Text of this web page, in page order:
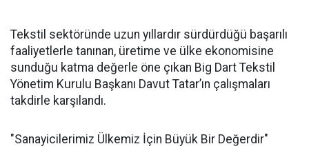
Tekstil sektöründe uzun yıllardır sürdürdüğü başarılı
faaliyetlerle tanınan, üretime ve ülke ekonomisine
sunduğu katma değerle öne çıkan Big Dart Tekstil
Yönetim Kurulu Başkanı Davut Tatar’ın çalışmaları
takdirle karşılandı.
"Sanayicilerimiz Ülkemiz İçin Büyük Bir Değerdir"